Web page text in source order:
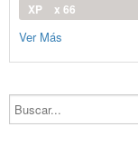
XP
x 66
Ver Más
Buscar...